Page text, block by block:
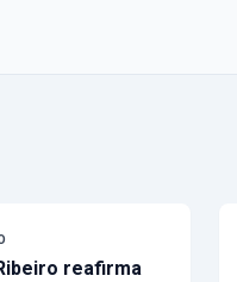
reafirma